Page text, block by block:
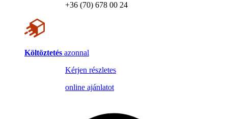
+36 (70) 678 00 24
Költöztetés azonnal
Kérjen részletes
online ajánlatot